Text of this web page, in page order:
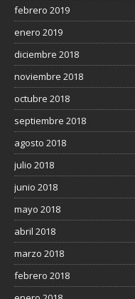
febrero 2019
enero 2019
diciembre 2018
noviembre 2018
octubre 2018
septiembre 2018
agosto 2018
julio 2018
junio 2018
mayo 2018
abril 2018
marzo 2018
febrero 2018